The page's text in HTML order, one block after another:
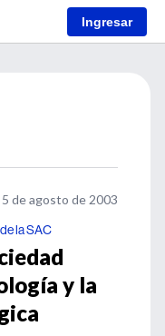
Ingresar
de agosto de 2003
la SAC
y la